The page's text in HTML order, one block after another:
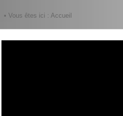
• Vous êtes ici : Accueil